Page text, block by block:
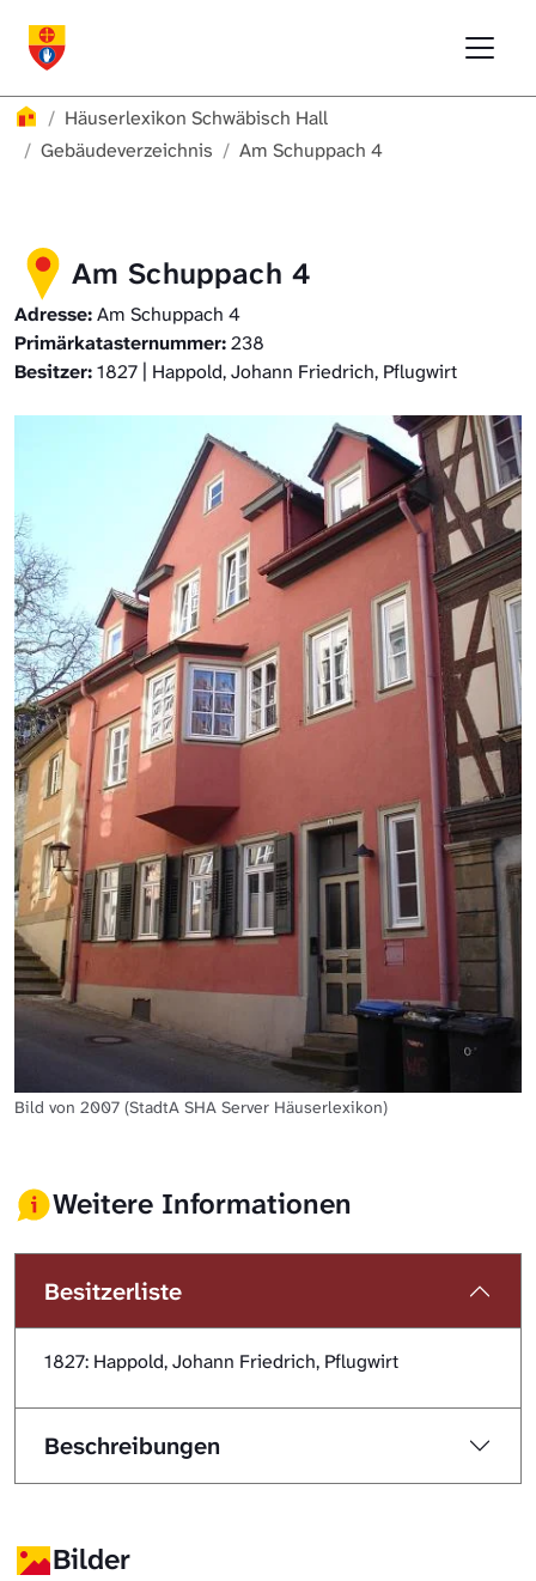
Häuserlexikon
Häuserlexikon Schwäbisch Hall
Gebäudeverzeichnis
Am Schuppach 4
Am Schuppach 4
Adresse:Am Schuppach 4
Primärkatasternummer:238
Besitzer:1827 | Happold, Johann Friedrich, Pflugwirt
Bild von 2007 (StadtA SHA Server Häuserlexikon)
Weitere Informationen
Besitzerliste
1827: Happold, Johann Friedrich, Pflugwirt
Beschreibungen
Bilder
Häuserlexikon Steinbach
Digitale Nachschlagewerke